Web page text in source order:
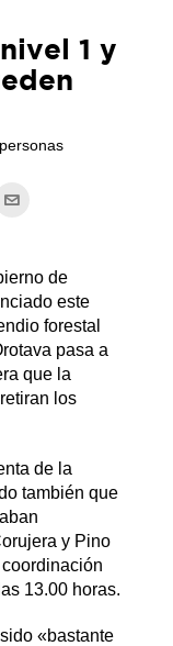
1 y
de
este
forestal
pasa a
que la
los
de la
también que
y Pino
13.00 horas.
«bastante